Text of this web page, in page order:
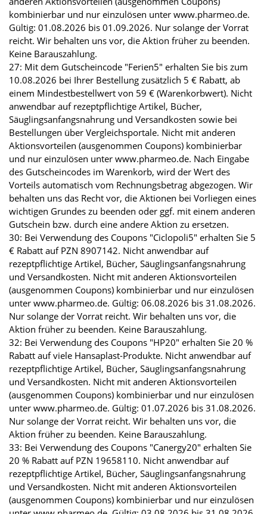
kombinierbar und nur einzulösen unter www.pharmeo.de.
Gültig: 01.08.2026 bis 01.09.2026. Nur solange der Vorrat
reicht. Wir behalten uns vor, die Aktion früher zu beenden.
Keine Barauszahlung.
27: Mit dem Gutscheincode "Ferien5" erhalten Sie bis zum
10.08.2026 bei Ihrer Bestellung zusätzlich 5 € Rabatt, ab
einem Mindestbestellwert von 59 € (Warenkorbwert). Nicht
anwendbar auf rezeptpflichtige Artikel, Bücher,
Säuglingsanfangsnahrung und Versandkosten sowie bei
Bestellungen über Vergleichsportale. Nicht mit anderen
Aktionsvorteilen (ausgenommen Coupons) kombinierbar
und nur einzulösen unter www.pharmeo.de. Nach Eingabe
des Gutscheincodes im Warenkorb, wird der Wert des
Vorteils automatisch vom Rechnungsbetrag abgezogen. Wir
behalten uns das Recht vor, die Aktionen bei Vorliegen eines
wichtigen Grundes zu beenden oder ggf. mit einem anderen
Gutschein bzw. durch eine andere Aktion zu ersetzen.
30: Bei Verwendung des Coupons "Ciclopoli5" erhalten Sie 5
€ Rabatt auf PZN 8907142. Nicht anwendbar auf
rezeptpflichtige Artikel, Bücher, Säuglingsanfangsnahrung
und Versandkosten. Nicht mit anderen Aktionsvorteilen
(ausgenommen Coupons) kombinierbar und nur einzulösen
unter www.pharmeo.de. Gültig: 06.08.2026 bis 31.08.2026.
Nur solange der Vorrat reicht. Wir behalten uns vor, die
Aktion früher zu beenden. Keine Barauszahlung.
32: Bei Verwendung des Coupons "HP20" erhalten Sie 20 %
Rabatt auf viele Hansaplast-Produkte. Nicht anwendbar auf
rezeptpflichtige Artikel, Bücher, Säuglingsanfangsnahrung
und Versandkosten. Nicht mit anderen Aktionsvorteilen
(ausgenommen Coupons) kombinierbar und nur einzulösen
unter www.pharmeo.de. Gültig: 01.07.2026 bis 31.08.2026.
Nur solange der Vorrat reicht. Wir behalten uns vor, die
Aktion früher zu beenden. Keine Barauszahlung.
33: Bei Verwendung des Coupons "Canergy20" erhalten Sie
20 % Rabatt auf PZN 19658110. Nicht anwendbar auf
rezeptpflichtige Artikel, Bücher, Säuglingsanfangsnahrung
und Versandkosten. Nicht mit anderen Aktionsvorteilen
(ausgenommen Coupons) kombinierbar und nur einzulösen